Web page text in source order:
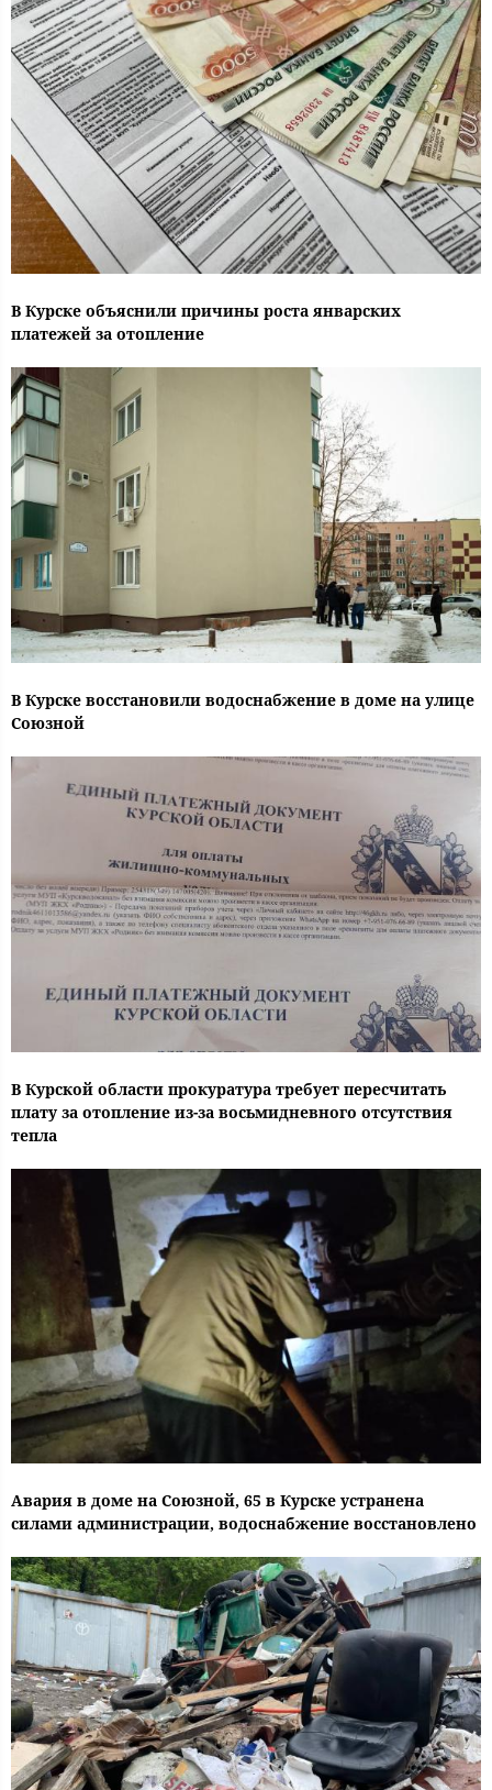
В Курске объяснили причины роста январских
платежей за отопление
В Курске восстановили водоснабжение в доме на улице
Союзной
В Курской области прокуратура требует пересчитать
плату за отопление из-за восьмидневного отсутствия
тепла
Авария в доме на Союзной, 65 в Курске устранена
силами администрации, водоснабжение восстановлено